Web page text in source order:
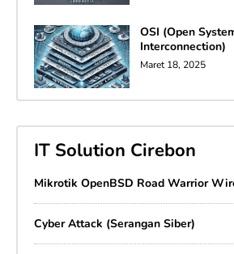
OSI (Open
Interconnection)
Maret 18, 2025
IT Solution Cirebon
Mikrotik OpenBSD Road Warrior
Cyber Attack (Serangan Siber)